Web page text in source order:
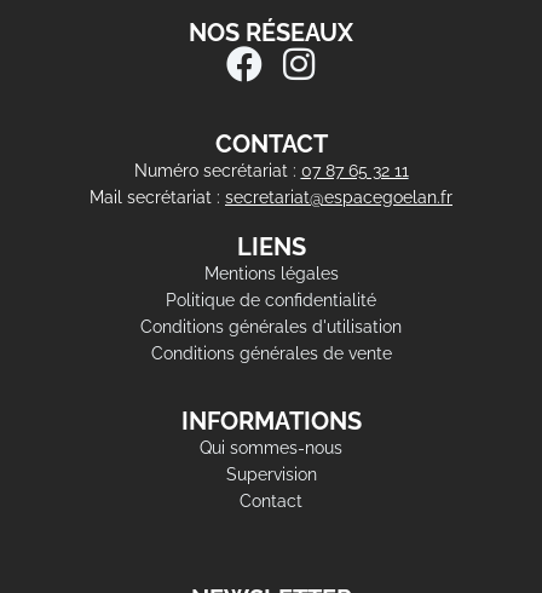
NOS RÉSEAUX
CONTACT
Numéro secrétariat : 07 87 65 32 11
Mail secrétariat : secretariat@espacegoelan.fr
LIENS
Mentions légales
Politique de confidentialité
Conditions générales d'utilisation
Conditions générales de vente
INFORMATIONS
Qui sommes-nous
Supervision
Contact